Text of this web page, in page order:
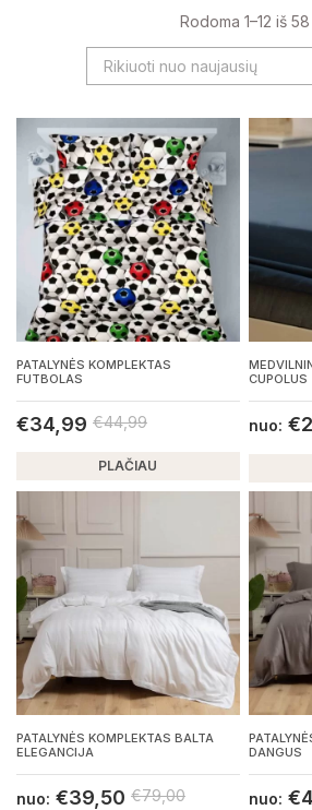
Rodoma 1–12 iš 58
Rikiuoti nuo naujausių
PATALYNĖS KOMPLEKTAS
FUTBOLAS
€34,99 €44,99
PLAČIAU
CUPOLUS
nuo: €
PATALYNĖS KOMPLEKTAS BALTA
ELEGANCIJA
nuo: €39,50 €79,00
DANGUS
nuo: €